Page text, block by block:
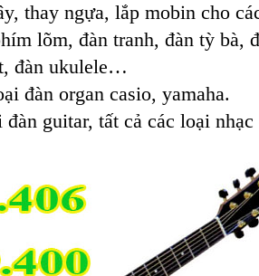
thay ngựa, lắp mobin cho
lõm, đàn tranh, đàn tỳ bà,
đàn ukulele…
đàn organ casio, yamaha.
guitar, tất cả các loại